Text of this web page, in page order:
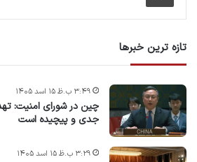
تازه ترین خبرها
چین در شورای امنیت:
جدی و پیچیده است
۳:۴۹ ب.ظ ۱۵ اسد ۱۴۰۵
۳:۲۹ ب.ظ ۱۵ اسد ۱۴۰۵